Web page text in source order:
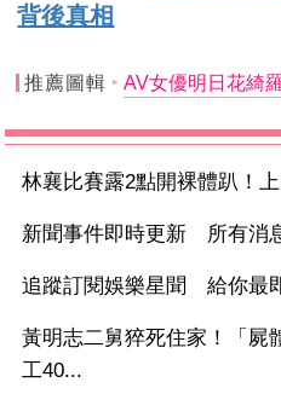
背後真相
推薦圖輯 AV女優明日花綺
林襄比賽露2點開裸體趴！
新聞事件即時更新 所有消
追蹤訂閱娛樂星聞 給你最
黃明志二舅猝死住家！「
工40...